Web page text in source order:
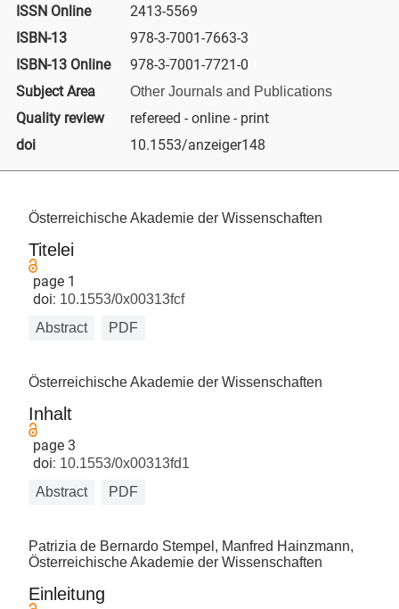
ISSN Online
2413-5569
ISBN-13
978-3-7001-7663-3
ISBN-13 Online
978-3-7001-7721-0
Subject Area
Other Journals and Publications
Quality review
refereed - online - print
doi
10.1553/anzeiger148
Österreichische Akademie der Wissenschaften
Titelei
page 1
doi: 10.1553/0x00313fcf
Abstract
PDF
Österreichische Akademie der Wissenschaften
Inhalt
page 3
doi: 10.1553/0x00313fd1
Abstract
PDF
Patrizia de Bernardo Stempel, Manfred Hainzmann,
Österreichische Akademie der Wissenschaften
Einleitung